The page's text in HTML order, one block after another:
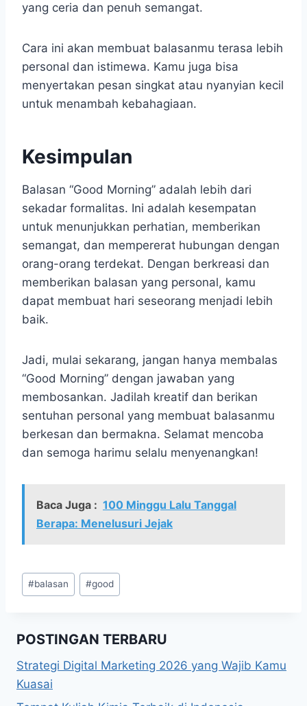
yang ceria dan penuh semangat.
Cara ini akan membuat balasanmu terasa lebih
personal dan istimewa. Kamu juga bisa
menyertakan pesan singkat atau nyanyian kecil
untuk menambah kebahagiaan.
Kesimpulan
Balasan “Good Morning” adalah lebih dari
sekadar formalitas. Ini adalah kesempatan
untuk menunjukkan perhatian, memberikan
semangat, dan mempererat hubungan dengan
orang-orang terdekat. Dengan berkreasi dan
memberikan balasan yang personal, kamu
dapat membuat hari seseorang menjadi lebih
baik.
Jadi, mulai sekarang, jangan hanya membalas
“Good Morning” dengan jawaban yang
membosankan. Jadilah kreatif dan berikan
sentuhan personal yang membuat balasanmu
berkesan dan bermakna. Selamat mencoba
dan semoga harimu selalu menyenangkan!
Baca Juga : 100 Minggu Lalu Tanggal
Berapa: Menelusuri Jejak
Post
Tags:
#balasan #good
POSTINGAN TERBARU
Strategi Digital Marketing 2026 yang Wajib Kamu
Kuasai